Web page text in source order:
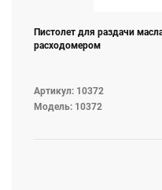
Пистолет для раздачи
расходомером
Артикул: 10372
Модель: 10372